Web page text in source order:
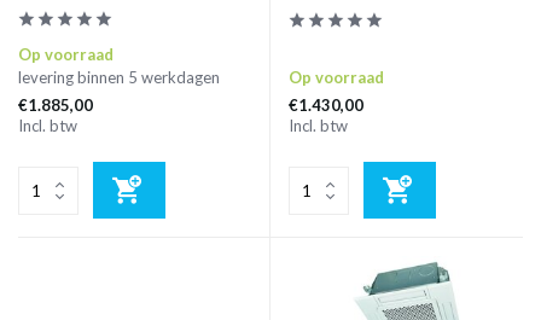
Op voorraad
levering binnen 5 werkdagen
€1.885,00
Incl. btw
Op voorraad
€1.430,00
Incl. btw